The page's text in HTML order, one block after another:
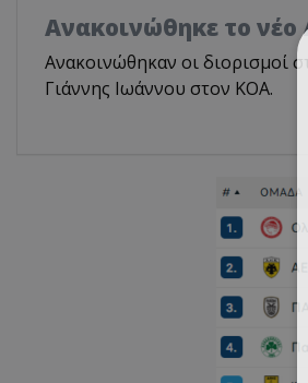
Aνακοινώθηκε το
Ανακοινώθηκαν οι διορισμοί
Γιάννης Ιωάννου στον ΚΟΑ.